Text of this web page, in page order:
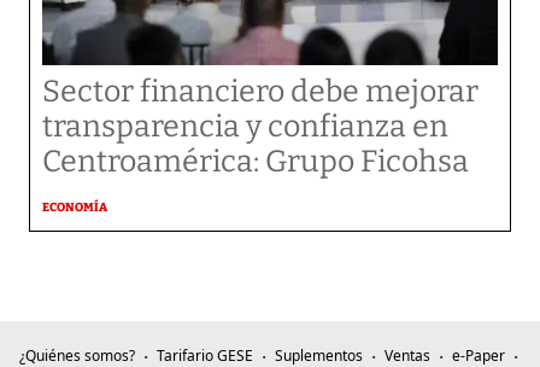
Sector financiero debe mejorar
transparencia y confianza en
Centroamérica: Grupo Ficohsa
ECONOMÍA
¿Quiénes somos? Tarifario GESE Suplementos Ventas
e-Paper